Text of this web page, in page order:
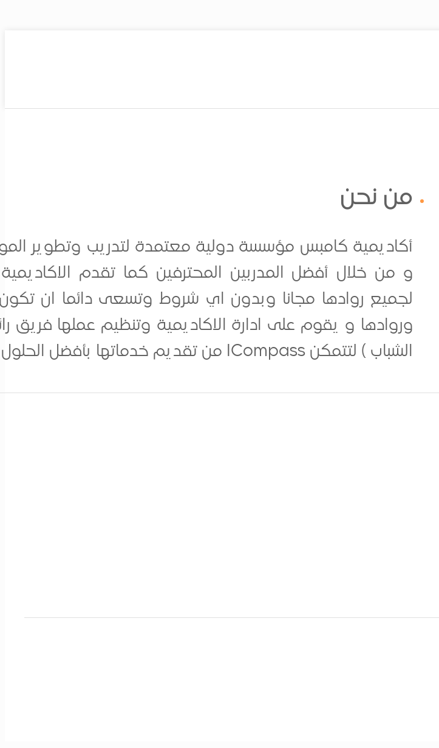
من نحن
أكاديمية كامبس مؤسسة دولية معتمدة لتدريب وتطوير
و من خلال أفضل المدربين المحترفين كما تقدم
لجميع روادها مجانا وبدون اي شروط وتسعى دائما ان
وروادها و يقوم على ادارة الاكاديمية وتنظيم عملها فريق
الشباب ) لتتمكن ICompass من تقديم خدماتها بأفضل الحلول الحديثة المدعمة بالخبرات....